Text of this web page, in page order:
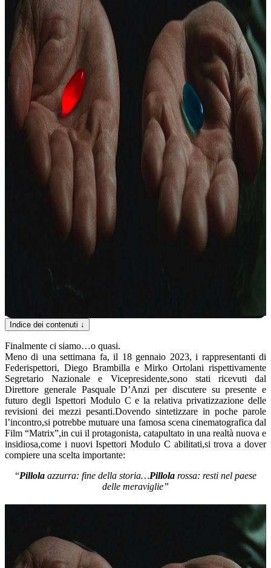
Indice dei contenuti ↓
Finalmente ci siamo…o quasi.
Meno di una settimana fa, il 18 gennaio 2023, i rappresentanti di
Federispettori, Diego Brambilla e Mirko Ortolani rispettivamente
Segretario Nazionale e Vicepresidente,sono stati ricevuti dal
Direttore generale Pasquale D’Anzi per discutere su presente e
futuro degli Ispettori Modulo C e la relativa privatizzazione delle
revisioni dei mezzi pesanti.Dovendo sintetizzare in poche parole
l’incontro,si potrebbe mutuare una famosa scena cinematografica dal
Film “Matrix”,in cui il protagonista, catapultato in una realtà nuova e
insidiosa,come i nuovi Ispettori Modulo C abilitati,si trova a dover
compiere una scelta importante:
“Pillolaazzurra: fine della storia…Pillolarossa: resti nel paese
delle meraviglie”